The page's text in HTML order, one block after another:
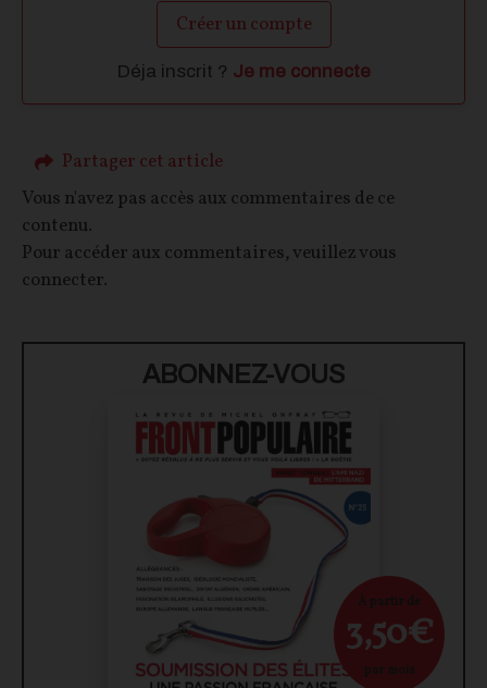
Créer un compte
Déja inscrit ? Je me connecte
Partager cet article
Vous n'avez pas accès aux commentaires de ce
contenu.
Pour accéder aux commentaires, veuillez vous
connecter.
ABONNEZ-VOUS
À partir de
3,50€
par mois